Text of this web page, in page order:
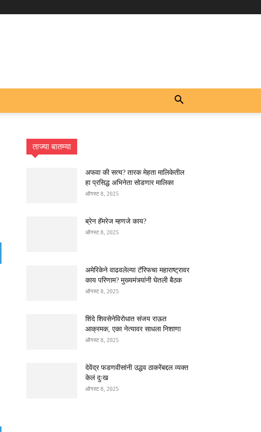
ताज्या बातम्या
अफवा की सत्य? तारक मेहता मालिकेतील
हा प्रसिद्ध अभिनेता सोडणार मालिका
ऑगस्ट 8, 2025
ब्रेन हॅमरेज म्हणजे काय?
ऑगस्ट 8, 2025
अमेरिकेने वाढवलेल्या टॅरिफचा महाराष्ट्रावर
काय परिणाम? मुख्यमंत्र्यांनी घेतली बैठक
ऑगस्ट 8, 2025
शिंदे शिवसेनेविरोधात संजय राऊत
आक्रमक, एका नेत्यावर साधला निशाणा
ऑगस्ट 8, 2025
देवेंद्र फडणवीसांनी उद्धव ठाकरेंबद्दल व्यक्त
केलं दुःख
ऑगस्ट 8, 2025